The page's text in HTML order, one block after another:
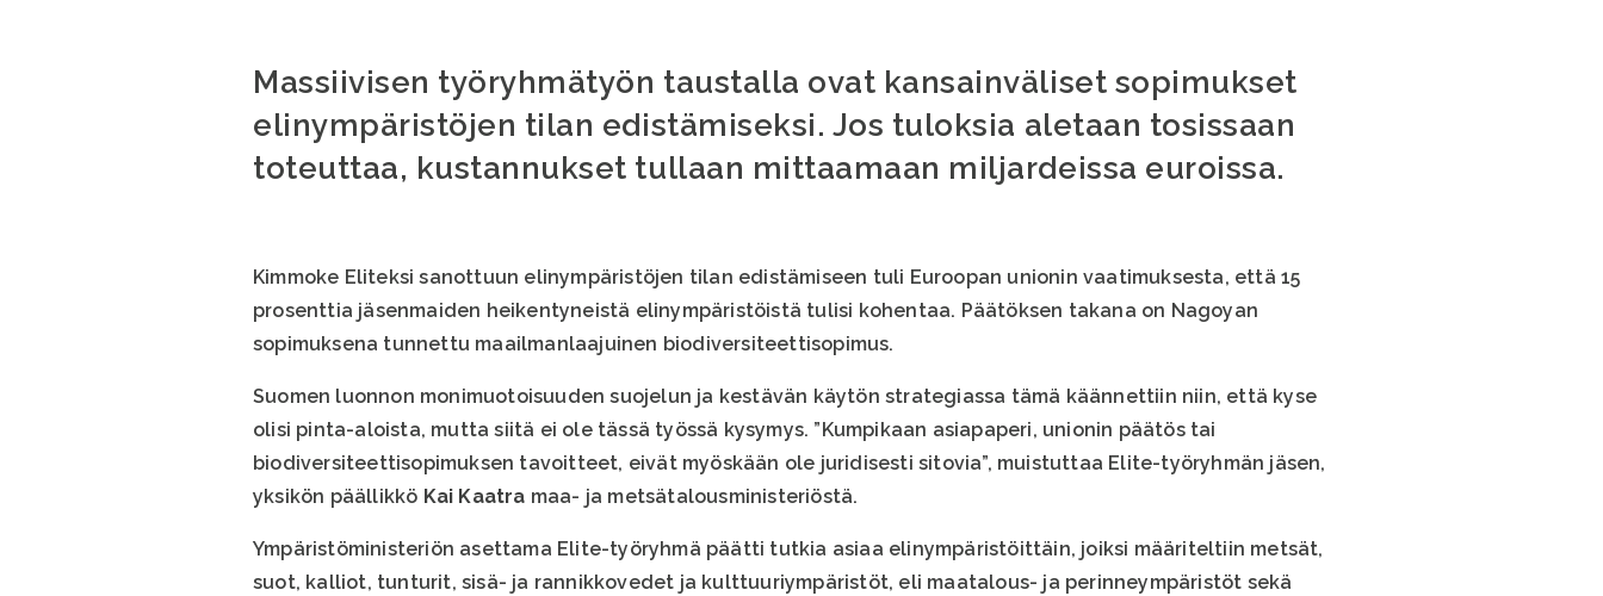
Massiivisen työryhmätyön taustalla ovat kansainväliset sopimukset
elinympäristöjen tilan edistämiseksi. Jos tuloksia aletaan tosissaan
toteuttaa, kustannukset tullaan mittaamaan miljardeissa euroissa.
Kimmoke Eliteksi sanottuun elinympäristöjen tilan edistämiseen tuli Euroopan unionin vaatimuksesta, että 15
prosenttia jäsenmaiden heikentyneistä elinympäristöistä tulisi kohentaa. Päätöksen takana on Nagoyan
sopimuksena tunnettu maailmanlaajuinen biodiversiteettisopimus.
Suomen luonnon monimuotoisuuden suojelun ja kestävän käytön strategiassa tämä käännettiin niin, että kyse
olisi pinta-aloista, mutta siitä ei ole tässä työssä kysymys. ”Kumpikaan asiapaperi, unionin päätös tai
biodiversiteettisopimuksen tavoitteet, eivät myöskään ole juridisesti sitovia”, muistuttaa Elite-työryhmän jäsen,
yksikön päällikkö Kai Kaatra maa- ja metsätalousministeriöstä.
Ympäristöministeriön asettama Elite-työryhmä päätti tutkia asiaa elinympäristöittäin, joiksi määriteltiin metsät,
suot, kalliot, tunturit, sisä- ja rannikkovedet ja kulttuuriympäristöt, eli maatalous- ja perinneympäristöt sekä